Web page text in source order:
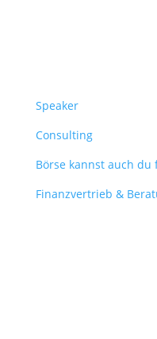
Speaker
Consulting
Börse kannst auch
Finanzvertrieb &